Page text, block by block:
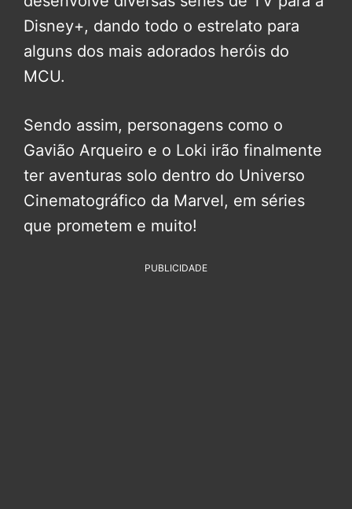
Disney+, dando todo o estrelato para
alguns dos mais adorados heróis do
MCU.
Sendo assim, personagens como o
Gavião Arqueiro e o Loki irão finalmente
ter aventuras solo dentro do Universo
Cinematográfico da Marvel, em séries
que prometem e muito!
PUBLICIDADE